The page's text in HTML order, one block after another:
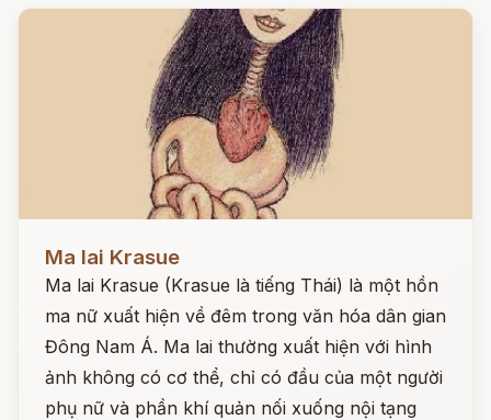
Ma lai Krasue
Ma lai Krasue (Krasue là tiếng Thái) là một hồn
ma nữ xuất hiện về đêm trong văn hóa dân gian
Đông Nam Á. Ma lai thường xuất hiện với hình
ảnh không có cơ thể, chỉ có đầu của một người
phụ nữ và phần khí quản nối xuống nội tạng